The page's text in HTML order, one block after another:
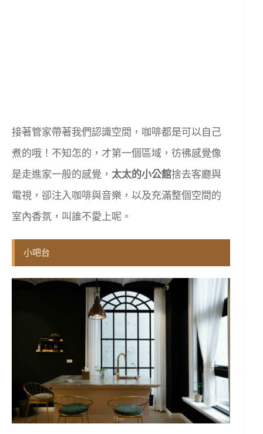
接著管家帶著我們認識空間，咖啡都是可以自己
煮的哦！不知怎的，才第一個區域，彷彿感覺像
是走進家一般的感覺， 太太的小公館捨去客廳與
電視，卻注入咖啡與音樂，以及充滿整個空間的
室內香氛，叫誰不愛上呢。
小吧台